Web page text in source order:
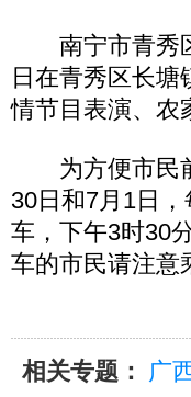
南宁市青秀区
日在青秀区长
情节目表演、农
为方便市民前
30日和7月1日
车，下午3时30
车的市民请注意
相关专题： 广